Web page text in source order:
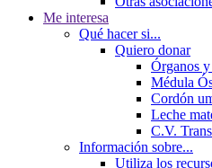
Me interesa
Qué hacer si...
Quiero donar
Órganos
Médula
Cordón
Leche
C.V.
Información sobre...
Utiliza los